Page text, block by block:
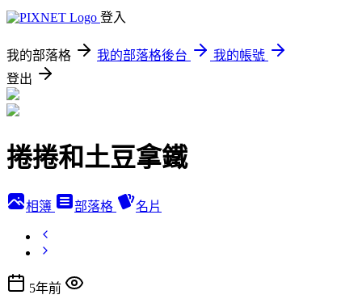
登入
我的部落格 我的部落格後台
我的帳號
登出
捲捲和土豆拿鐵
相簿 部落格 名片
5年前